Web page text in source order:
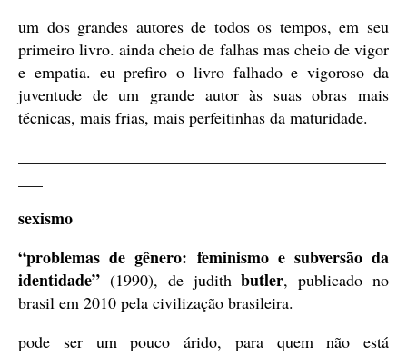
um dos grandes autores de todos os tempos, em seu
primeiro livro. ainda cheio de falhas mas cheio de vigor
e empatia. eu prefiro o livro falhado e vigoroso da
juventude de um grande autor às suas obras mais
técnicas, mais frias, mais perfeitinhas da maturidade.
sexismo
“problemas de gênero: feminismo e subversão da
identidade” (1990), de judithbutler, publicado no
brasil em 2010 pela civilização brasileira.
pode ser um pouco árido, para quem não está